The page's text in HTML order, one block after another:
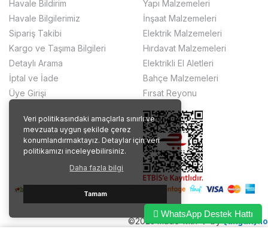
Veri politikasındaki amaçlarla sınırlı ve
mevzuata uygun şekilde çerez
konumlandırmaktayız. Detaylar için veri
politikamızı inceleyebilirsiniz.
Daha fazla bilgi
Tamam
Havale Bildirim
Havale Bilgilerimiz
Sipariş Takibi
Kargo ve Taşıma Bilgileri
Detaylı Arama
İptal ve İade
Üye Girişi
Yapı Malzemeleri
İnşaat Malzemeleri
Elektrik Malzemeleri
Hırdavat Malzemeleri
Elektrikli El Aletleri
Bahçe Malzemeleri
Fırsat Reyonu
©2023 made with ❤️ by {akgun}.io
WhatsApp Destek Hattı